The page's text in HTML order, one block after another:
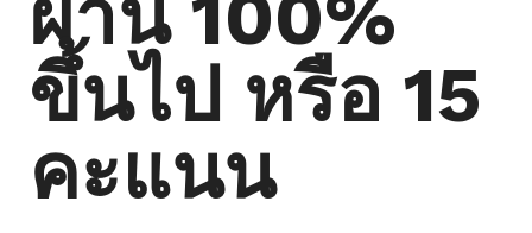
ผ่าน 100%
ขึ้นไป หรือ 15
คะแนน